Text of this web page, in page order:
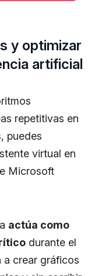
y optimizar
artificial
repetitivas en
puedes
virtual en
Microsoft
actúa como
durante el
a crear gráficos